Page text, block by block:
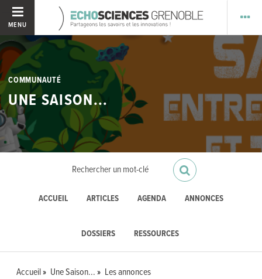
MENU
COMMUNAUTÉ
UNE SAISON...
ACCUEIL ARTICLES AGENDA ANNONCES
DOSSIERS RESSOURCES
Accueil Une Saison...
Les annonces